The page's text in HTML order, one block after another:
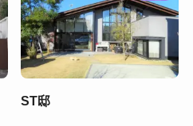
ST邸